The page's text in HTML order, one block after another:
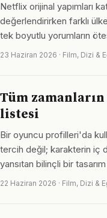
Netflix orijinal yapımları
değerlendirirken farklı
tek boyutlu yorumların
23 Haziran 2026 · Film, Dizi &
Tüm
listesi
Bir oyuncu profilleri'da
tercih değil; karakterin iç
yansıtan bilinçli bir tasarım
22 Haziran 2026 · Film, Dizi &